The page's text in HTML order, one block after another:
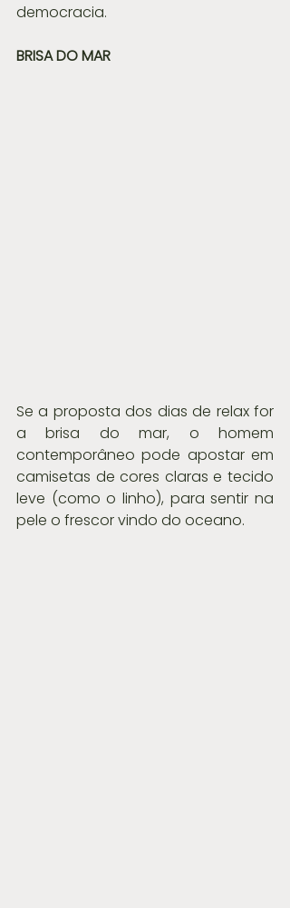
democracia.
BRISA DO MAR
Se a proposta dos dias de relax for
a brisa do mar, o homem
contemporâneo pode apostar em
camisetas de cores claras e tecido
leve (como o linho), para sentir na
pele o frescor vindo do oceano.